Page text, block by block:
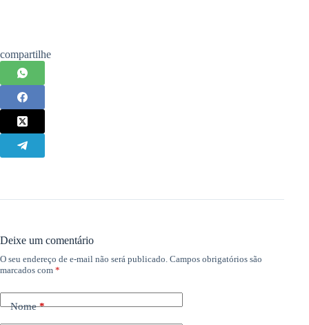
compartilhe
Deixe um comentário
O seu endereço de e-mail não será publicado. Campos obrigatórios são
marcados com *
Nome*